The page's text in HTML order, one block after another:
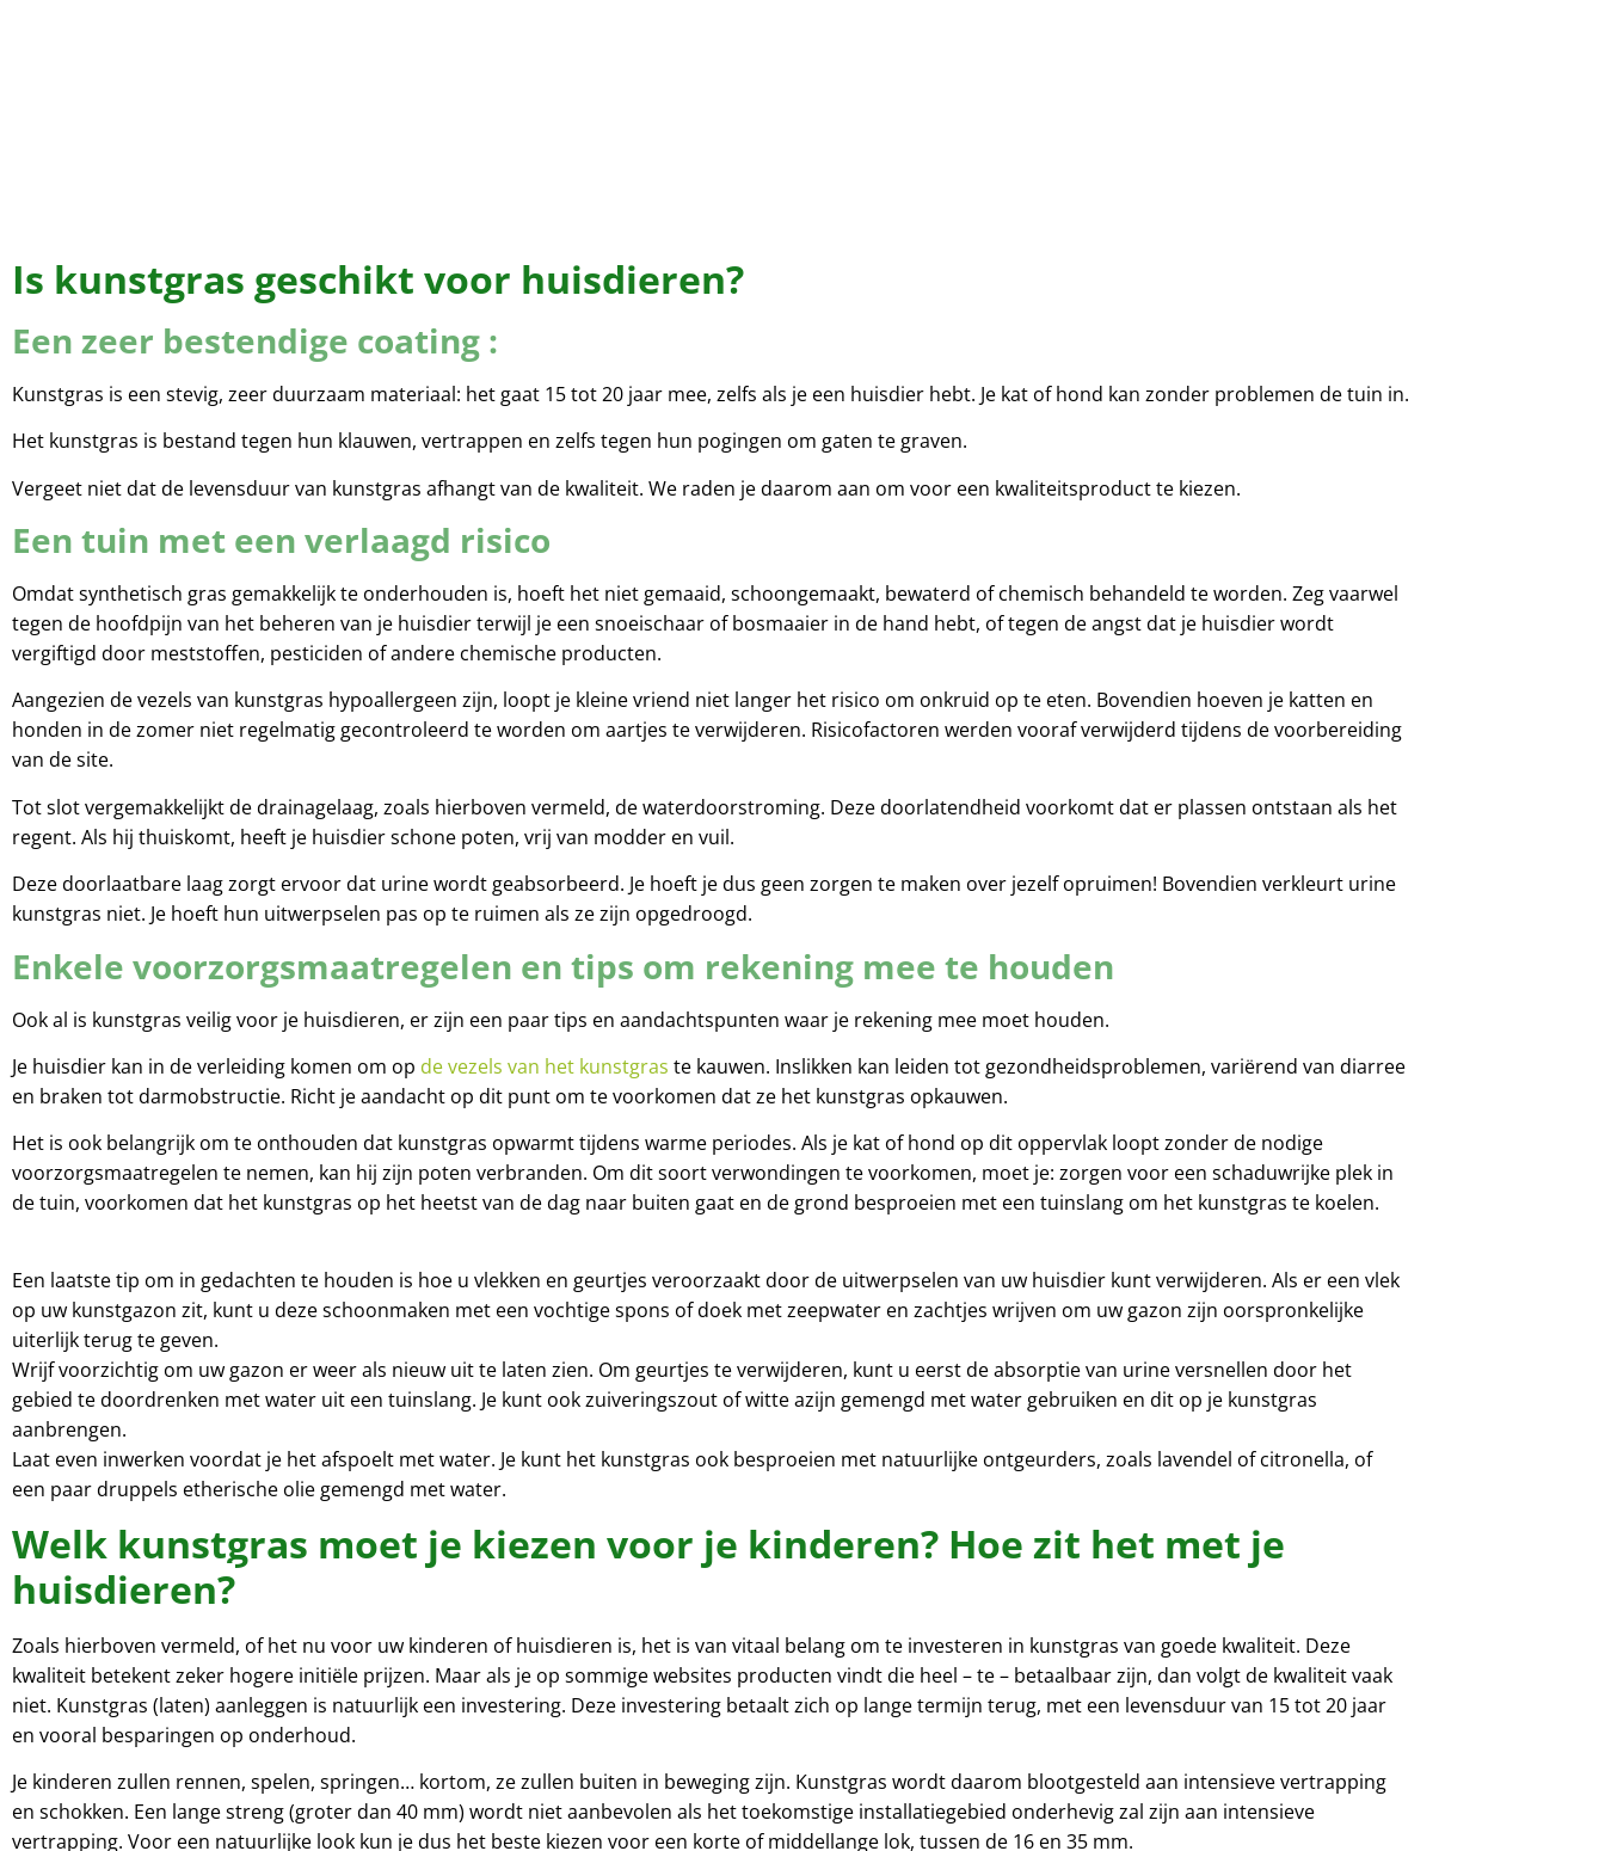
Is kunstgras geschikt voor huisdieren?
Een zeer bestendige coating :
Kunstgras is een stevig, zeer duurzaam materiaal: het gaat 15 tot 20 jaar mee, zelfs als je een huisdier hebt. Je kat of hond kan zonder problemen de tuin in.
Het kunstgras is bestand tegen hun klauwen, vertrappen en zelfs tegen hun pogingen om gaten te graven.
Vergeet niet dat de levensduur van kunstgras afhangt van de kwaliteit. We raden je daarom aan om voor een kwaliteitsproduct te kiezen.
Een tuin met een verlaagd risico
Omdat synthetisch gras gemakkelijk te onderhouden is, hoeft het niet gemaaid, schoongemaakt, bewaterd of chemisch behandeld te worden. Zeg vaarwel
tegen de hoofdpijn van het beheren van je huisdier terwijl je een snoeischaar of bosmaaier in de hand hebt, of tegen de angst dat je huisdier wordt
vergiftigd door meststoffen, pesticiden of andere chemische producten.
Aangezien de vezels van kunstgras hypoallergeen zijn, loopt je kleine vriend niet langer het risico om onkruid op te eten. Bovendien hoeven je katten en
honden in de zomer niet regelmatig gecontroleerd te worden om aartjes te verwijderen. Risicofactoren werden vooraf verwijderd tijdens de voorbereiding
van de site.
Tot slot vergemakkelijkt de drainagelaag, zoals hierboven vermeld, de waterdoorstroming. Deze doorlatendheid voorkomt dat er plassen ontstaan als het
regent. Als hij thuiskomt, heeft je huisdier schone poten, vrij van modder en vuil.
Deze doorlaatbare laag zorgt ervoor dat urine wordt geabsorbeerd. Je hoeft je dus geen zorgen te maken over jezelf opruimen! Bovendien verkleurt urine
kunstgras niet. Je hoeft hun uitwerpselen pas op te ruimen als ze zijn opgedroogd.
Enkele voorzorgsmaatregelen en tips om rekening mee te houden
Ook al is kunstgras veilig voor je huisdieren, er zijn een paar tips en aandachtspunten waar je rekening mee moet houden.
Je huisdier kan in de verleiding komen om op de vezels van het kunstgras te kauwen. Inslikken kan leiden tot gezondheidsproblemen, variërend van diarree
en braken tot darmobstructie. Richt je aandacht op dit punt om te voorkomen dat ze het kunstgras opkauwen.
Het is ook belangrijk om te onthouden dat kunstgras opwarmt tijdens warme periodes. Als je kat of hond op dit oppervlak loopt zonder de nodige
voorzorgsmaatregelen te nemen, kan hij zijn poten verbranden. Om dit soort verwondingen te voorkomen, moet je: zorgen voor een schaduwrijke plek in
de tuin, voorkomen dat het kunstgras op het heetst van de dag naar buiten gaat en de grond besproeien met een tuinslang om het kunstgras te koelen.
Een laatste tip om in gedachten te houden is hoe u vlekken en geurtjes veroorzaakt door de uitwerpselen van uw huisdier kunt verwijderen. Als er een vlek
op uw kunstgazon zit, kunt u deze schoonmaken met een vochtige spons of doek met zeepwater en zachtjes wrijven om uw gazon zijn oorspronkelijke
uiterlijk terug te geven.
Wrijf voorzichtig om uw gazon er weer als nieuw uit te laten zien. Om geurtjes te verwijderen, kunt u eerst de absorptie van urine versnellen door het
gebied te doordrenken met water uit een tuinslang. Je kunt ook zuiveringszout of witte azijn gemengd met water gebruiken en dit op je kunstgras
aanbrengen.
Laat even inwerken voordat je het afspoelt met water. Je kunt het kunstgras ook besproeien met natuurlijke ontgeurders, zoals lavendel of citronella, of
een paar druppels etherische olie gemengd met water.
Welk kunstgras moet je kiezen voor je kinderen? Hoe zit het met je
huisdieren?
Zoals hierboven vermeld, of het nu voor uw kinderen of huisdieren is, het is van vitaal belang om te investeren in kunstgras van goede kwaliteit. Deze
kwaliteit betekent zeker hogere initiële prijzen. Maar als je op sommige websites producten vindt die heel – te – betaalbaar zijn, dan volgt de kwaliteit vaak
niet. Kunstgras (laten) aanleggen is natuurlijk een investering. Deze investering betaalt zich op lange termijn terug, met een levensduur van 15 tot 20 jaar
en vooral besparingen op onderhoud.
Je kinderen zullen rennen, spelen, springen… kortom, ze zullen buiten in beweging zijn. Kunstgras wordt daarom blootgesteld aan intensieve vertrapping
en schokken. Een lange streng (groter dan 40 mm) wordt niet aanbevolen als het toekomstige installatiegebied onderhevig zal zijn aan intensieve
vertrapping. Voor een natuurlijke look kun je dus het beste kiezen voor een korte of middellange lok, tussen de 16 en 35 mm.